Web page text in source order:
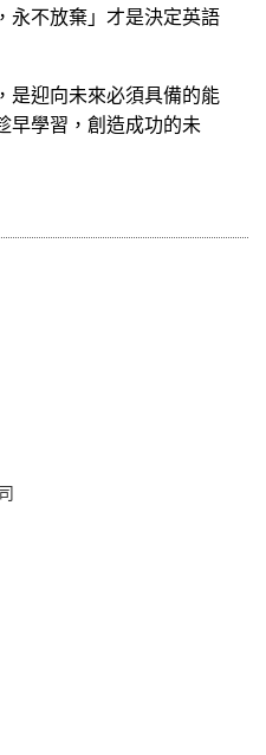
永不放棄」才是決定英語
迎向未來必須具備的能
早學習，創造成功的未